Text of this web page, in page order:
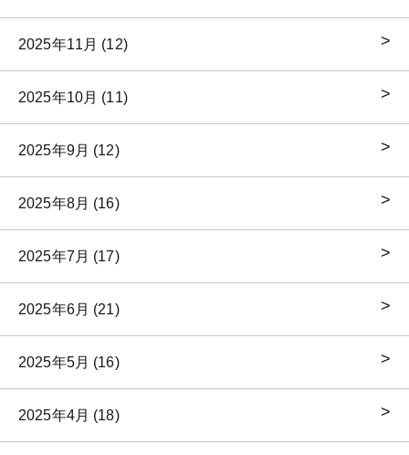
2025年11月 (12)
2025年10月 (11)
2025年9月 (12)
2025年8月 (16)
2025年7月 (17)
2025年6月 (21)
2025年5月 (16)
2025年4月 (18)